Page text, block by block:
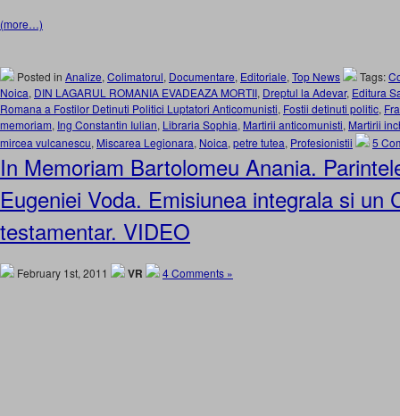
(more…)
Posted in Analize, Colimatorul, Documentare, Editoriale, Top News Tags:
Noica, DIN LAGARUL ROMANIA EVADEAZA MORTII, Dreptul la Adevar, Editura
Romana a Fostilor Detinuti Politici Luptatori Anticomunisti, Fostii detinuti politic,
memoriam, Ing Constantin Iulian, Libraria Sophia, Martirii anticomunisti, Martirii
mircea vulcanescu, Miscarea Legionara, Noica, petre tutea, Profesionistii 5
In Memoriam Bartolomeu Anania.
Eugeniei Voda. Emisiunea integrala si un
testamentar. VIDEO
February 1st, 2011 VR 4 Comments »